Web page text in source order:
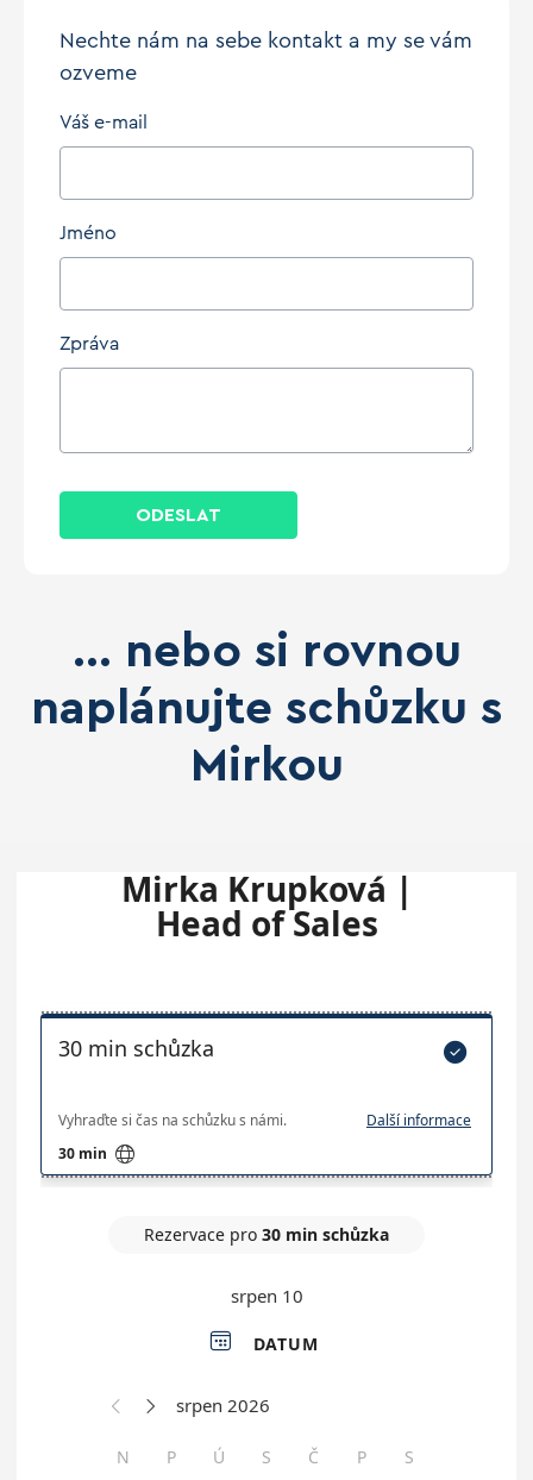
Nechte nám na sebe kontakt a my se vám
ozveme
Váš e-mail
Jméno
Zpráva
ODESLAT
... nebo si rovnou
naplánujte schůzku s
Mirkou